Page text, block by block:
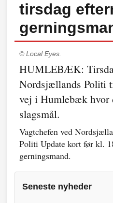
tirsdag
© Local Eyes.
HUMLEBÆK:
Nordsjællands Politi
vej i Humlebæk hvor
slagsmål.
Vagtchefen ved
Politi Update kort før kl.
gerningsmand.
Seneste nyheder